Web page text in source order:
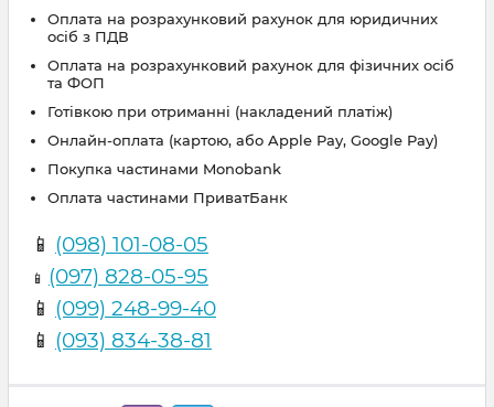
Оплата на розрахунковий рахунок для юридичних
осіб з ПДВ
Оплата на розрахунковий рахунок для фізичних осіб
та ФОП
Готівкою при отриманні (накладений платіж)
Онлайн-оплата (картою, або Apple Pay, Google Pay)
Покупка частинами Monobank
Оплата частинами ПриватБанк
📱 (098) 101-08-05
📱 (097) 828-05-95
📱 (099) 248-99-40
📱 (093) 834-38-81